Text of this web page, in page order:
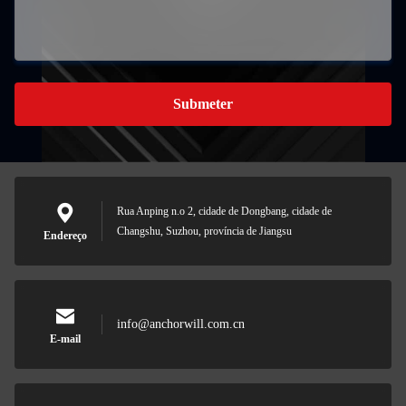
Submeter
Endereço
Rua Anping n.o 2, cidade de Dongbang, cidade de
Changshu, Suzhou, província de Jiangsu
E-mail
info@anchorwill.com.cn